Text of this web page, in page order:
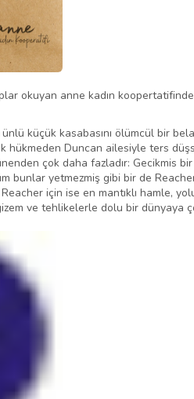
okuyan anne kadın
ünlü küçük kasabasını ölümcül bir
Duncan ailesiyle ters
çok daha fazladır:
bunlar yetmezmiş gibi bir de
için ise en mantıklı hamle,
ve tehlikelerle dolu bir dünyaya